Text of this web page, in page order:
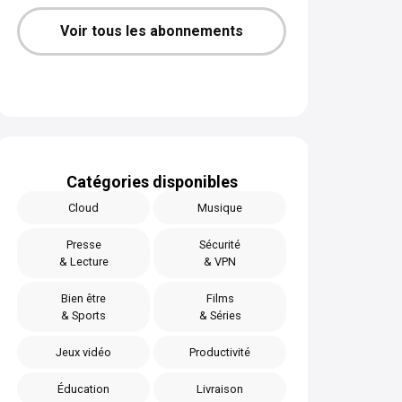
Voir tous les abonnements
Catégories disponibles
Cloud Musique
Presse
& Lecture
Sécurité
& VPN
Bien être
& Sports
Films
& Séries
Jeux vidéo Productivité
Éducation Livraison